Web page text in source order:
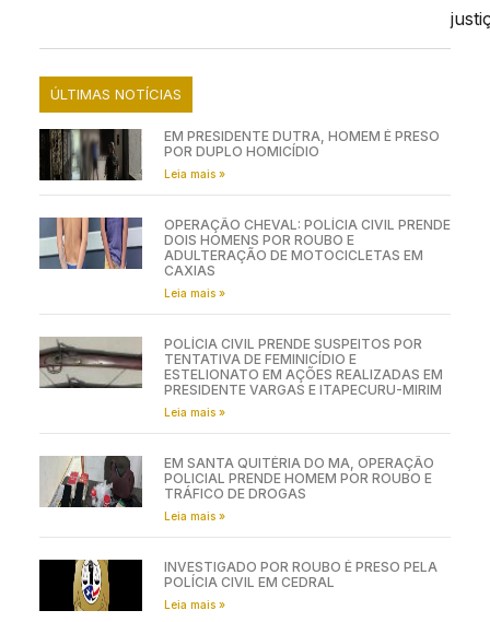
ÚLTIMAS NOTÍCIAS
EM PRESIDENTE DUTRA, HOMEM É PRESO
POR DUPLO HOMICÍDIO
Leia mais »
OPERAÇÃO CHEVAL: POLÍCIA CIVIL PRENDE
DOIS HOMENS POR ROUBO E
ADULTERAÇÃO DE MOTOCICLETAS EM
CAXIAS
Leia mais »
POLÍCIA CIVIL PRENDE SUSPEITOS POR
TENTATIVA DE FEMINICÍDIO E
ESTELIONATO EM AÇÕES REALIZADAS EM
PRESIDENTE VARGAS E ITAPECURU-MIRIM
Leia mais »
EM SANTA QUITÉRIA DO MA, OPERAÇÃO
POLICIAL PRENDE HOMEM POR ROUBO E
TRÁFICO DE DROGAS
Leia mais »
INVESTIGADO POR ROUBO É PRESO PELA
POLÍCIA CIVIL EM CEDRAL
Leia mais »